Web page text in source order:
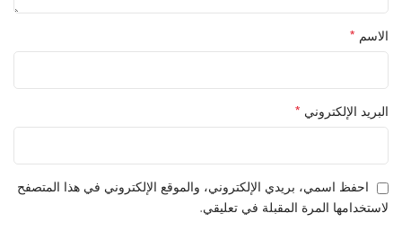
الاسم *
البريد الإلكتروني *
احفظ اسمي، بريدي الإلكتروني، والموقع الإلكتروني في هذا المتصفح
لاستخدامها المرة المقبلة في تعليقي.